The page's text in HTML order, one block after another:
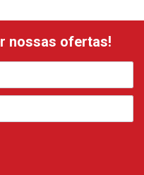
nossas ofertas!